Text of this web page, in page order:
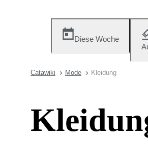
Diese Woche
Catawiki Mode Kleidung